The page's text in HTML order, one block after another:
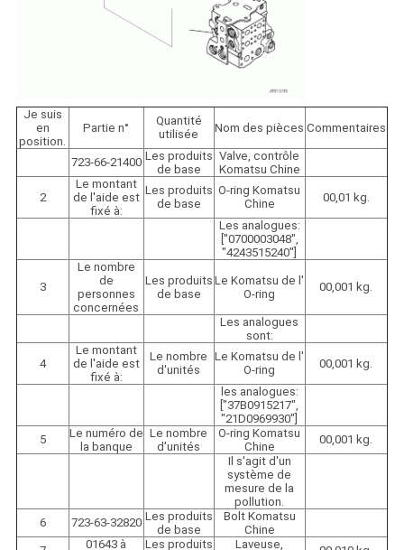
Je suis
en
position.
Partie n°
Quantité
utilisée
Nom des pièces Commentaires
723-66-21400 Les produits
de base
Valve, contrôle
Komatsu Chine
2
Le montant
de l'aide est
fixé à:
Les produits
de base
O-ring Komatsu
Chine
00,01 kg.
Les analogues:
["0700003048",
"4243515240"]
3
Le nombre
de
personnes
concernées
Les produits
de base
Le Komatsu de l'
O-ring
00,001 kg.
Les analogues
sont:
4
Le montant
de l'aide est
fixé à:
Le nombre
d'unités
Le Komatsu de l'
O-ring
00,001 kg.
les analogues:
["37B0915217",
"21D0969930"]
5
Le numéro de
la banque
Le nombre
d'unités
O-ring Komatsu
Chine
00,001 kg.
Il s'agit d'un
système de
mesure de la
pollution.
6
723-63-32820 Les produits
de base
Bolt Komatsu
Chine
01643 à Les produits Laveuse,